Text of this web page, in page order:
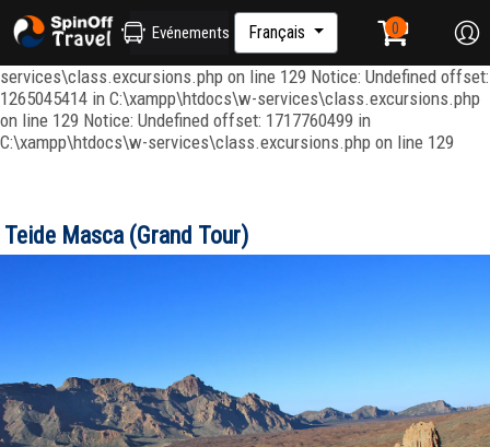
Notice: Undefined index: ordenar in C:\xampp\htdocs\w-
services\repositories\GroupRepository.php on line 415 Notice:
Undefined offset: 1265045344 in C:\xampp\htdocs\w-
services\class.excursions.php on line 129 Notice: Undefined offset:
1265045414 in C:\xampp\htdocs\w-services\class.excursions.php
on line 129 Notice: Undefined offset: 1717760499 in
C:\xampp\htdocs\w-services\class.excursions.php on line 129
Evénements Français
Teide Masca (Grand Tour)